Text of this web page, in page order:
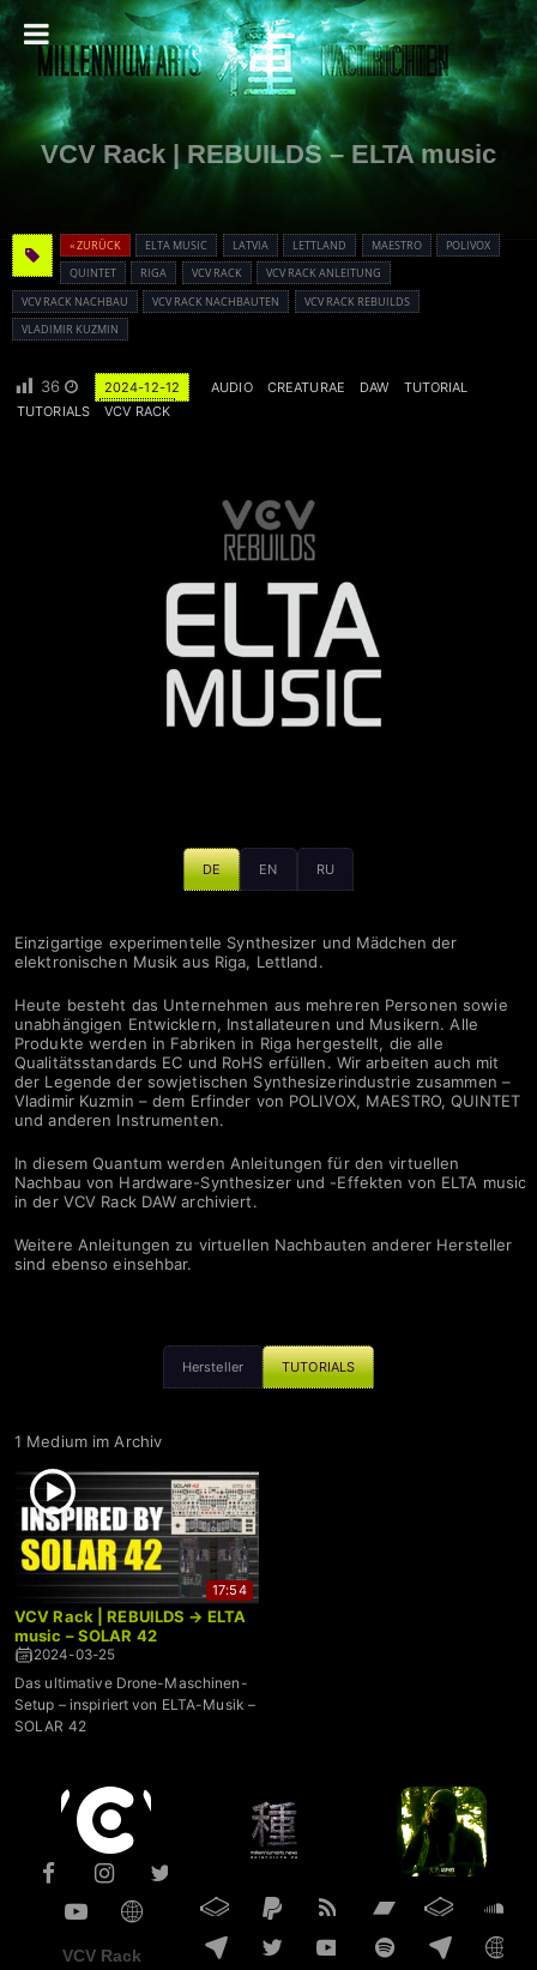
VCV Rack | REBUILDS – ELTA music
« ZURÜCK ELTA MUSIC LATVIA LETTLAND MAESTRO
POLIVOX
QUINTET
RIGA VCV RACK
VCV RACK ANLEITUNG
VCV RACK NACHBAU
VCV RACK NACHBAUTEN
VCV RACK REBUILDS
VLADIMIR KUZMIN
36 2024-12-12 AUDIO CREATURAE DAW
TUTORIAL
TUTORIALS
VCV RACK
DE EN RU
Einzigartige experimentelle Synthesizer und Mädchen der
elektronischen Musik aus Riga, Lettland.
Heute besteht das Unternehmen aus mehreren Personen sowie
unabhängigen Entwicklern, Installateuren und Musikern. Alle
Produkte werden in Fabriken in Riga hergestellt, die alle
Qualitätsstandards EC und RoHS erfüllen. Wir arbeiten auch mit
der Legende der sowjetischen Synthesizerindustrie zusammen –
Vladimir Kuzmin – dem Erfinder von POLIVOX, MAESTRO, QUINTET
und anderen Instrumenten.
In diesem Quantum werden Anleitungen für den virtuellen
Nachbau von Hardware-Synthesizer und -Effekten von ELTA music
in der VCV Rack DAW archiviert.
Weitere Anleitungen zu virtuellen Nachbauten anderer Hersteller
sind ebenso einsehbar.
Hersteller TUTORIALS
1 Medium im Archiv
17:54
VCV Rack | REBUILDS → ELTA
music – SOLAR 42
2024-03-25
Das ultimative Drone-Maschinen-
Setup – inspiriert von ELTA-Musik –
SOLAR 42
VCV Rack